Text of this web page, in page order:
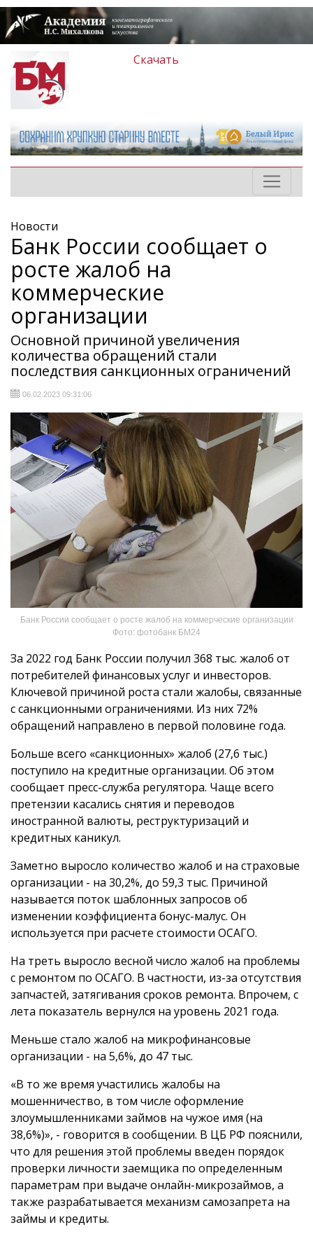
Скачать
Новости
Банк России сообщает о
росте жалоб на
коммерческие
организации
Основной причиной увеличения
количества обращений стали
последствия санкционных ограничений
06.02.2023 09:31:06
Банк России сообщает о росте жалоб на коммерческие организации
Фото: фотобанк БМ24
За 2022 год Банк России получил 368 тыс. жалоб от
потребителей финансовых услуг и инвесторов.
Ключевой причиной роста стали жалобы, связанные
с санкционными ограничениями. Из них 72%
обращений направлено в первой половине года.
Больше всего «санкционных» жалоб (27,6 тыс.)
поступило на кредитные организации. Об этом
сообщает пресс-служба регулятора. Чаще всего
претензии касались снятия и переводов
иностранной валюты, реструктуризаций и
кредитных каникул.
Заметно выросло количество жалоб и на страховые
организации - на 30,2%, до 59,3 тыс. Причиной
называется поток шаблонных запросов об
изменении коэффициента бонус-малус. Он
используется при расчете стоимости ОСАГО.
На треть выросло весной число жалоб на проблемы
с ремонтом по ОСАГО. В частности, из-за отсутствия
запчастей, затягивания сроков ремонта. Впрочем, с
лета показатель вернулся на уровень 2021 года.
Меньше стало жалоб на микрофинансовые
организации - на 5,6%, до 47 тыс.
«В то же время участились жалобы на
мошенничество, в том числе оформление
злоумышленниками займов на чужое имя (на
38,6%)», - говорится в сообщении. В ЦБ РФ пояснили,
что для решения этой проблемы введен порядок
проверки личности заемщика по определенным
параметрам при выдаче онлайн-микрозаймов, а
также разрабатывается механизм самозапрета на
займы и кредиты.